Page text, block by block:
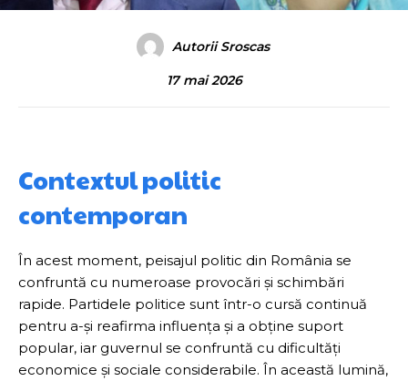
Autorii Sroscas
17 mai 2026
Contextul politic
contemporan
În acest moment, peisajul politic din România se
confruntă cu numeroase provocări și schimbări
rapide. Partidele politice sunt într-o cursă continuă
pentru a-și reafirma influența și a obține suport
popular, iar guvernul se confruntă cu dificultăți
economice și sociale considerabile. În această lumină,